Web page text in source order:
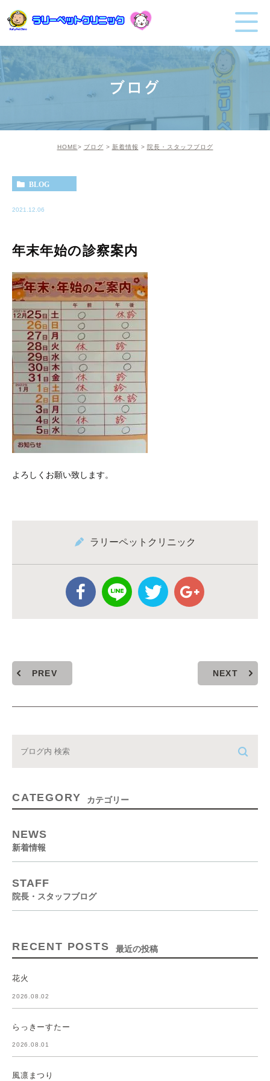
ブログ
HOME ブログ 新着情報 院長・スタッフブログ
BLOG
2021.12.06
年末年始の診察案内
よろしくお願い致します。
ラリーペットクリニック
PREV NEXT
CATEGORY カテゴリー
NEWS
新着情報
STAFF
院長・スタッフブログ
RECENT POSTS 最近の投稿
花火
2026.08.02
らっきーすたー
2026.08.01
風凛まつり